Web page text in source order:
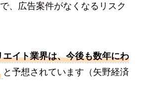
、広告案件がなくなるリスク
エイト業界は、今後も数年にわ
と予想されています（矢野経済